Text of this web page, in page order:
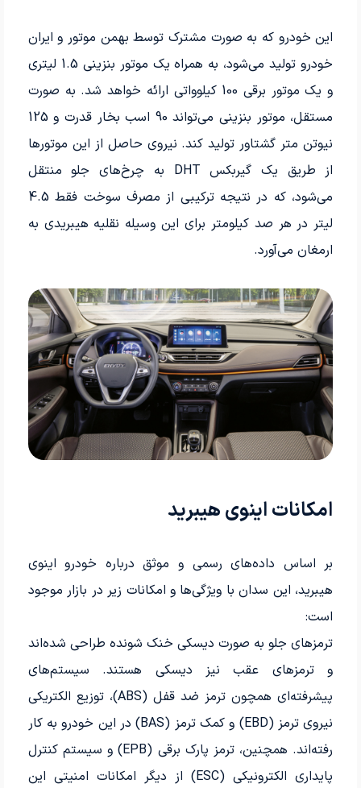
این خودرو که به صورت مشترک توسط بهمن موتور و ایران
خودرو تولید می‌شود، به همراه یک موتور بنزینی 1.5 لیتری
و یک موتور برقی 100 کیلوواتی ارائه خواهد شد. به صورت
مستقل، موتور بنزینی می‌تواند 90 اسب بخار قدرت و 125
نیوتن متر گشتاور تولید کند. نیروی حاصل از این موتورها
از طریق یک گیربکس DHT به چرخ‌های جلو منتقل
می‌شود، که در نتیجه ترکیبی از مصرف سوخت فقط 4.5
لیتر در هر صد کیلومتر برای این وسیله نقلیه هیبریدی به
ارمغان می‌آورد.
امکانات اینوی هیبرید
بر اساس داده‌های رسمی و موثق درباره خودرو اینوی
هیبرید، این سدان با ویژگی‌ها و امکانات زیر در بازار موجود
است:
ترمزهای جلو به صورت دیسکی خنک شونده طراحی شده‌اند
و ترمزهای عقب نیز دیسکی هستند. سیستم‌های
پیشرفته‌ای همچون ترمز ضد قفل (ABS)، توزیع الکتریکی
نیروی ترمز (EBD) و کمک ترمز (BAS) در این خودرو به کار
رفته‌اند. همچنین، ترمز پارک برقی (EPB) و سیستم کنترل
پایداری الکترونیکی (ESC) از دیگر امکانات امنیتی این